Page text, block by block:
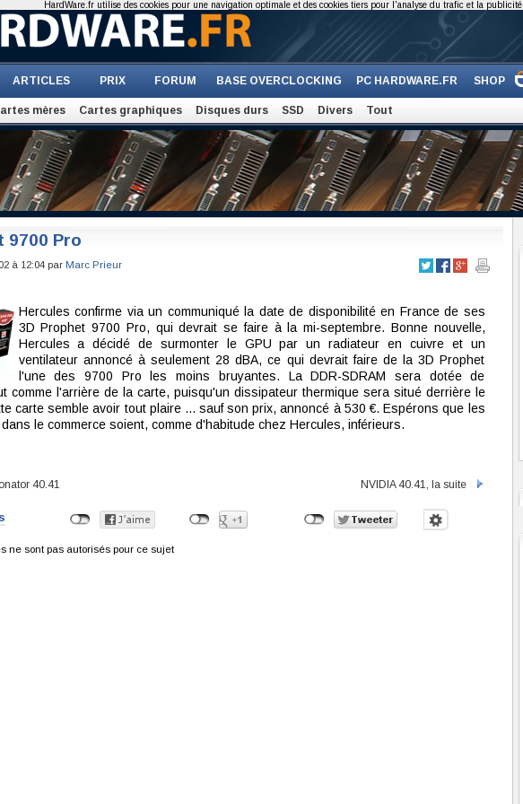
ARTICLES PRIX FORUM BASE OVERCLOCKING PC HARDWARE.FR SHOP
mères Cartes graphiques Disques durs SSD Divers Tout
9700 Pro
à 12:04 par Marc Prieur
Hercules confirme via un communiqué la date de disponibilité en France de ses
3D Prophet 9700 Pro, qui devrait se faire à la mi-septembre. Bonne nouvelle,
Hercules a décidé de surmonter le GPU par un radiateur en cuivre et un
ventilateur annoncé à seulement 28 dBA, ce qui devrait faire de la 3D Prophet
l'une des 9700 Pro les moins bruyantes. La DDR-SDRAM sera dotée de
comme l'arrière de la carte, puisqu'un dissipateur thermique sera situé derrière le
carte semble avoir tout plaire ... sauf son prix, annoncé à 530 €. Espérons que les
le commerce soient, comme d'habitude chez Hercules, inférieurs.
40.41 NVIDIA 40.41, la suite
ne sont pas autorisés pour ce sujet
HardWare.fr utilise des cookies pour une navigation optimale et des cookies tiers pour l'analyse du trafic et la publicité